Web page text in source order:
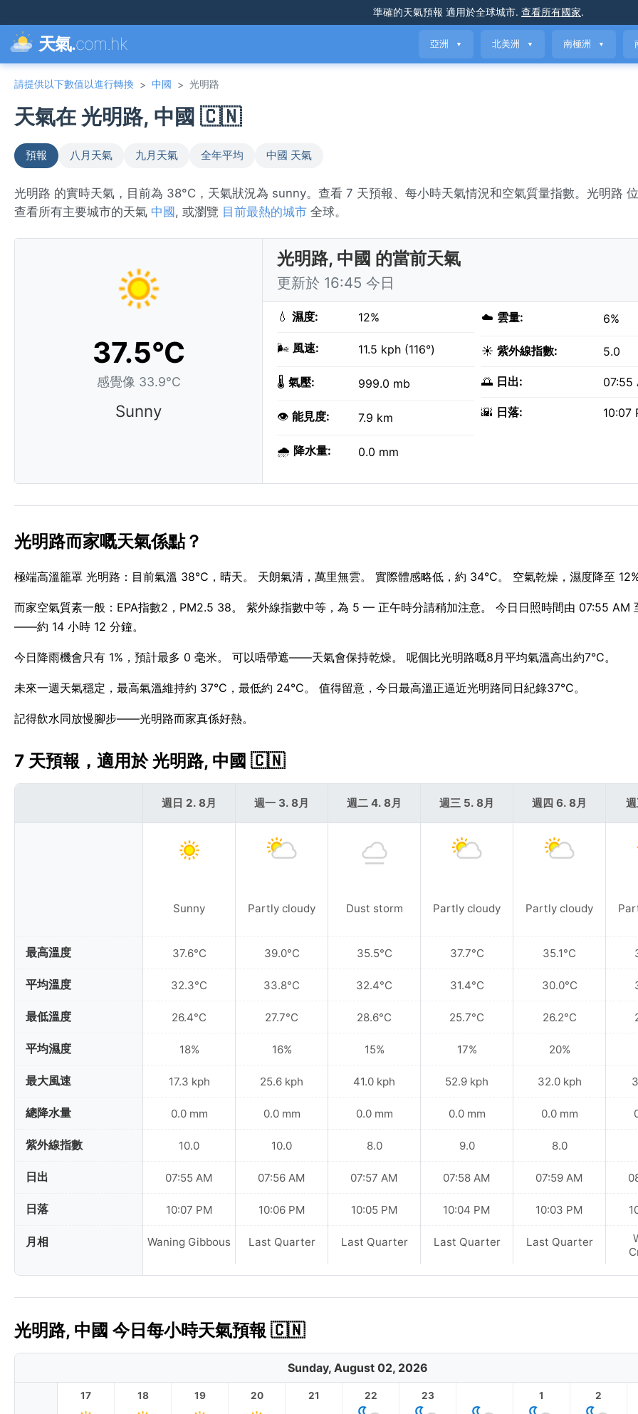
準確的天氣預報 適用於全球城市. 查看所有國家.
天氣.com.hk 亞洲 ▼ 北美洲 ▼ 南極洲 ▼
請提供以下數值以進行轉換 > 中國 > 光明路
天氣在 光明路, 中國 🇨🇳
預報 八月天氣 九月天氣 全年平均 中國 天氣
光明路 的實時天氣，目前為 38°C，天氣狀況為 sunny。查看 7 天預報、每小時天氣情況和空氣質量指數。光明路
查看所有主要城市的天氣 中國 , 或瀏覽 目前最熱的城市 全球。
37.5°C
感覺像 33.9°C
Sunny
光明路, 中國 的當前天氣
更新於 16:45 今日
💧 濕度: 12%
🌬️ 風速: 11.5 kph (116°)
🌡️ 氣壓: 999.0 mb
👁️ 能見度: 7.9 km
🌧️ 降水量: 0.0 mm
☁️ 雲量: 6%
☀️ 紫外線指數: 5.0
🌅 日出: 07:55
🌇 日落: 10:07
光明路而家嘅天氣係點？
極端高溫籠罩 光明路：目前氣溫 38°C，晴天。 天朗氣清，萬里無雲。 實際體感略低，約 34°C。 空氣乾燥，濕度降至
而家空氣質素一般：EPA指數2，PM2.5 38。 紫外線指數中等，為 5 — 正午時分請稍加注意。 今日日照時間由 07:55 AM
——約 14 小時 12 分鐘。
今日降雨機會只有 1%，預計最多 0 毫米。 可以唔帶遮——天氣會保持乾燥。 呢個比光明路嘅8月平均氣溫高出約7°C。
未來一週天氣穩定，最高氣溫維持約 37°C，最低約 24°C。 值得留意，今日最高溫正逼近光明路同日紀錄37°C。
記得飲水同放慢腳步——光明路而家真係好熱。
7 天預報，適用於 光明路, 中國 🇨🇳
最高溫度
平均溫度
最低溫度
平均濕度
最大風速
總降水量
紫外線指數
日出
日落
月相
週日 2. 8月
Sunny
37.6°C
32.3°C
26.4°C
18%
17.3 kph
0.0 mm
10.0
07:55 AM
10:07 PM
Waning Gibbous
週一 3. 8月
Partly cloudy
39.0°C
33.8°C
27.7°C
16%
25.6 kph
0.0 mm
10.0
07:56 AM
10:06 PM
Last Quarter
週二 4. 8月
Dust storm
35.5°C
32.4°C
28.6°C
15%
41.0 kph
0.0 mm
8.0
07:57 AM
10:05 PM
Last Quarter
週三 5. 8月
Partly cloudy
37.7°C
31.4°C
25.7°C
17%
52.9 kph
0.0 mm
9.0
07:58 AM
10:04 PM
Last Quarter
週四 6. 8月
Partly cloudy
35.1°C
30.0°C
26.2°C
20%
32.0 kph
0.0 mm
8.0
07:59 AM
10:03 PM
Last Quarter
光明路, 中國 今日每小時天氣預報 🇨🇳
Sunday, August 02, 2026
17 18 19 20 21 22 23 1 2